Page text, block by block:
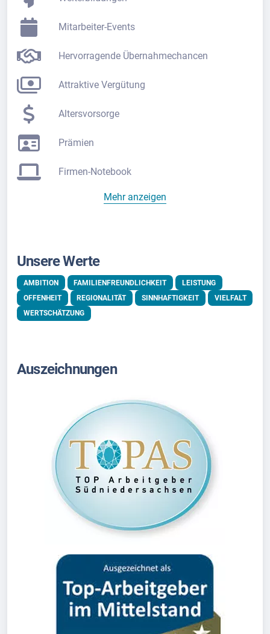
Mitarbeiter-Events
Hervorragende Übernahmechancen
Attraktive Vergütung
Altersvorsorge
Prämien
Firmen-Notebook
Mehr anzeigen
Unsere Werte
AMBITION FAMILIENFREUNDLICHKEIT
LEISTUNG
OFFENHEIT
REGIONALITÄT SINNHAFTIGKEIT
VIELFALT
WERTSCHÄTZUNG
Auszeichnungen